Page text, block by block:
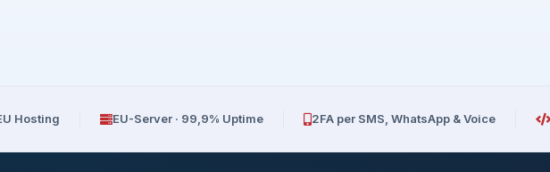
Hosting EU-Server · 99,9% Uptime 2FA per SMS, WhatsApp & Voice